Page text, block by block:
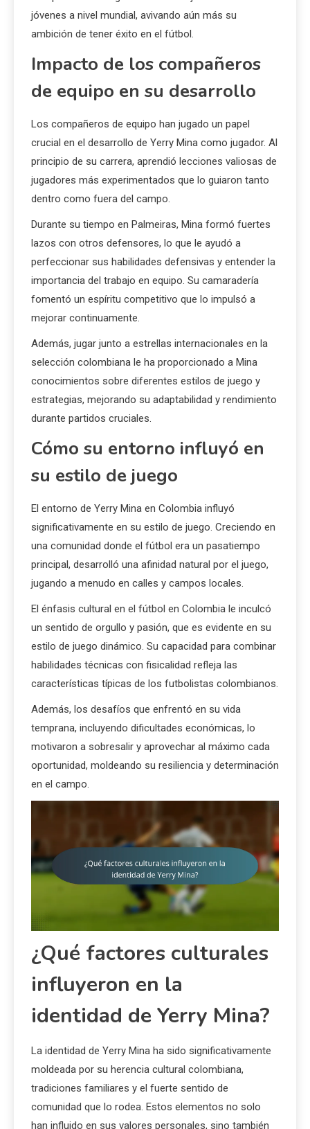
jóvenes a nivel mundial, avivando aún más su
ambición de tener éxito en el fútbol.
Impacto de los compañeros
de equipo en su desarrollo
Los compañeros de equipo han jugado un papel
crucial en el desarrollo de Yerry Mina como jugador. Al
principio de su carrera, aprendió lecciones valiosas de
jugadores más experimentados que lo guiaron tanto
dentro como fuera del campo.
Durante su tiempo en Palmeiras, Mina formó fuertes
lazos con otros defensores, lo que le ayudó a
perfeccionar sus habilidades defensivas y entender la
importancia del trabajo en equipo. Su camaradería
fomentó un espíritu competitivo que lo impulsó a
mejorar continuamente.
Además, jugar junto a estrellas internacionales en la
selección colombiana le ha proporcionado a Mina
conocimientos sobre diferentes estilos de juego y
estrategias, mejorando su adaptabilidad y rendimiento
durante partidos cruciales.
Cómo su entorno influyó en
su estilo de juego
El entorno de Yerry Mina en Colombia influyó
significativamente en su estilo de juego. Creciendo en
una comunidad donde el fútbol era un pasatiempo
principal, desarrolló una afinidad natural por el juego,
jugando a menudo en calles y campos locales.
El énfasis cultural en el fútbol en Colombia le inculcó
un sentido de orgullo y pasión, que es evidente en su
estilo de juego dinámico. Su capacidad para combinar
habilidades técnicas con fisicalidad refleja las
características típicas de los futbolistas colombianos.
Además, los desafíos que enfrentó en su vida
temprana, incluyendo dificultades económicas, lo
motivaron a sobresalir y aprovechar al máximo cada
oportunidad, moldeando su resiliencia y determinación
en el campo.
¿Qué factores culturales
influyeron en la
identidad de Yerry Mina?
La identidad de Yerry Mina ha sido significativamente
moldeada por su herencia cultural colombiana,
tradiciones familiares y el fuerte sentido de
comunidad que lo rodea. Estos elementos no solo
han influido en sus valores personales, sino también